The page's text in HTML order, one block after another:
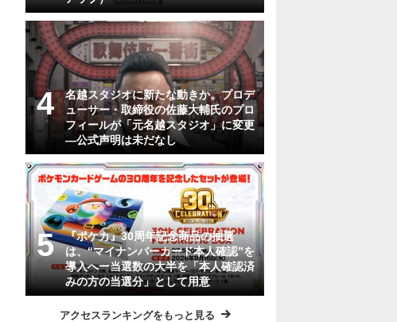
名越スタジオに新たな動きか。プロデ
ューサー・取締役の佐藤大輔氏のプロ
フィールが「元名越スタジオ」に変更
―公式声明は未だなし
『ポケカ』30周年記念商品の抽選
は、“マイナンバーカード本人確認”を
導入へー当選数の大半を「本人確認済
みの方の当選分」として用意
アクセスランキングをもっと見る